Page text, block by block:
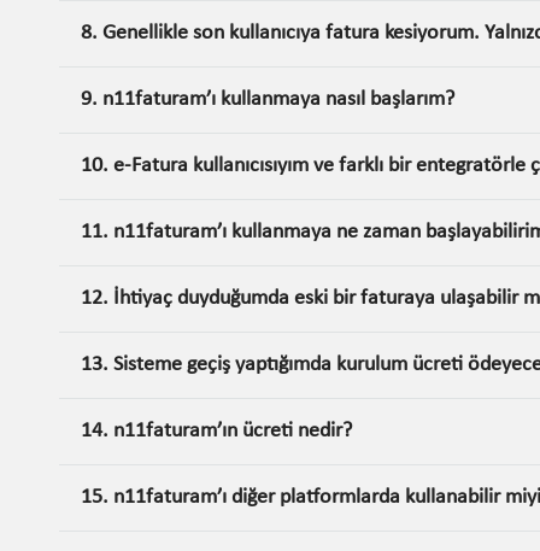
8. Genellikle son kullanıcıya fatura kesiyorum.
9. n11faturam’ı kullanmaya nasıl başlarım?
10. e-Fatura kullanıcısıyım ve farklı bir entegratörle
11. n11faturam’ı kullanmaya ne zaman
12. İhtiyaç duyduğumda eski bir faturaya ulaşabilir
13. Sisteme geçiş yaptığımda kurulum ücreti
14. n11faturam’ın ücreti nedir?
15. n11faturam’ı diğer platformlarda kullanabilir